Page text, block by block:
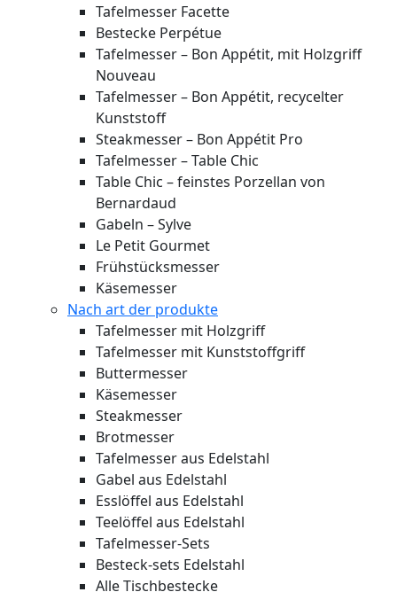
Tafelmesser Facette
Bestecke Perpétue
Tafelmesser – Bon Appétit, mit Holzgriff
Nouveau
Tafelmesser – Bon Appétit, recycelter
Kunststoff
Steakmesser – Bon Appétit Pro
Tafelmesser – Table Chic
Table Chic – feinstes Porzellan von
Bernardaud
Gabeln – Sylve
Le Petit Gourmet
Frühstücksmesser
Käsemesser
Nach art der produkte
Tafelmesser mit Holzgriff
Tafelmesser mit Kunststoffgriff
Buttermesser
Käsemesser
Steakmesser
Brotmesser
Tafelmesser aus Edelstahl
Gabel aus Edelstahl
Esslöffel aus Edelstahl
Teelöffel aus Edelstahl
Tafelmesser-Sets
Besteck-sets Edelstahl
Alle Tischbestecke